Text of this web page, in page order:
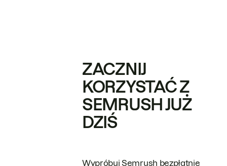
ZACZNIJ
KORZYSTAĆ Z
SEMRUSH JUŻ
DZIŚ
Wypróbuj Semrush bezpłatnie